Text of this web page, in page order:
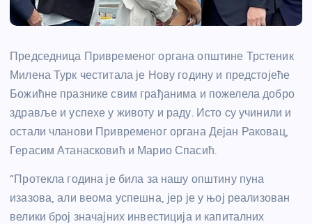
Председница Привременог органа општине Трстеник
Милена Турк честитала је Нову годину и предстојеће
Божићне празнике свим грађанима и пожелела добро
здравље и успехе у животу и раду. Исто су учинили и
остали чланови Привременог органа Дејан Раковац,
Герасим Атанасковић и Марио Спасић.
“Протекла година је била за нашу општину пуна
изазова, али веома успешна, јер је у њој реализован
велики број значајних инвестиција и капиталних